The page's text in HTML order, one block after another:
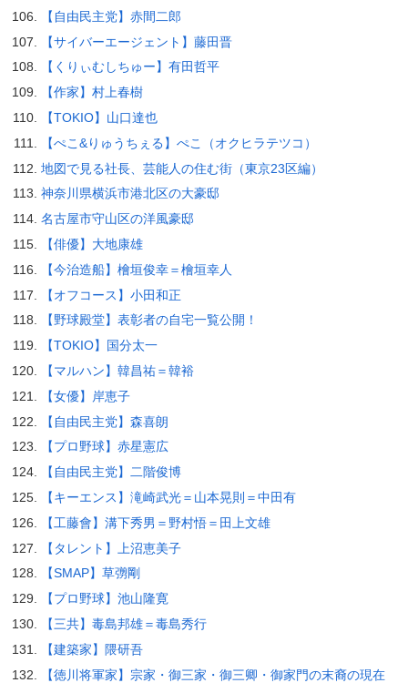
【自由民主党】赤間二郎
【サイバーエージェント】藤田晋
【くりぃむしちゅー】有田哲平
【作家】村上春樹
【TOKIO】山口達也
【ぺこ&りゅうちぇる】ぺこ（オクヒラテツコ）
地図で見る社長、芸能人の住む街（東京23区編）
神奈川県横浜市港北区の大豪邸
名古屋市守山区の洋風豪邸
【俳優】大地康雄
【今治造船】檜垣俊幸＝檜垣幸人
【オフコース】小田和正
【野球殿堂】表彰者の自宅一覧公開！
【TOKIO】国分太一
【マルハン】韓昌祐＝韓裕
【女優】岸恵子
【自由民主党】森喜朗
【プロ野球】赤星憲広
【自由民主党】二階俊博
【キーエンス】滝崎武光＝山本晃則＝中田有
【工藤會】溝下秀男＝野村悟＝田上文雄
【タレント】上沼恵美子
【SMAP】草彅剛
【プロ野球】池山隆寛
【三共】毒島邦雄＝毒島秀行
【建築家】隈研吾
【徳川将軍家】宗家・御三家・御三卿・御家門の末裔の現在